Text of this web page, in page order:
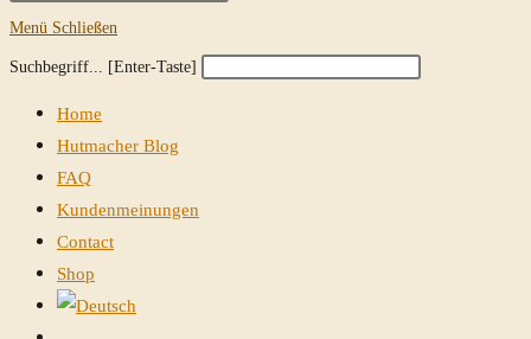
umschalten
close
Menü Schließen
Diese
durchsuchen
Suchbegriff... [Enter-Taste]
Press
Home
Hutmacher Blog
FAQ
Kundenmeinungen
Contact
Shop